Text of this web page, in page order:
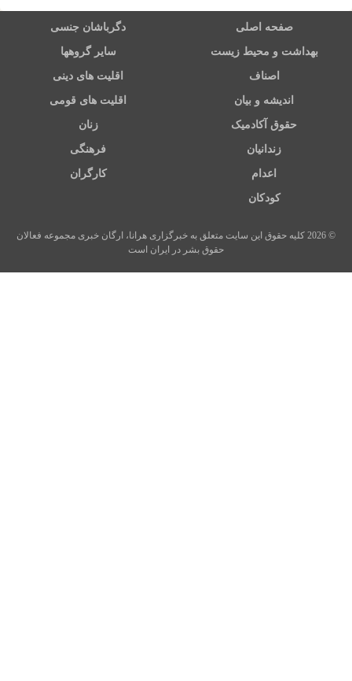
صفحه اصلی دگرباشان جنسی
بهداشت و محیط زیست سایر گروهها
اصناف اقلیت های دینی
اندیشه و بیان اقلیت های قومی
حقوق آکادمیک زنان
زندانیان فرهنگی
اعدام کارگران
کودکان
© 2026 کلیه حقوق این سایت متعلق به خبرگزاری هرانا، ارگان خبری مجموعه فعالان
حقوق بشر در ایران است